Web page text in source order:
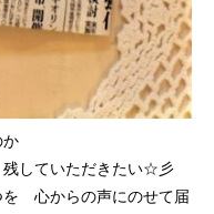
か
していただきたい☆彡
心からの声にのせて届